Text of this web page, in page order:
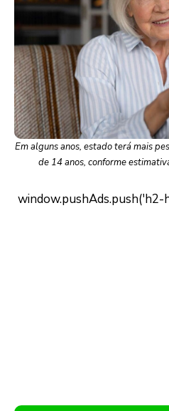
Em alguns anos, estado terá mais
de 14 anos, conforme